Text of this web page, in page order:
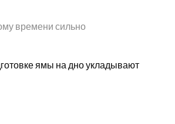
времени сильно
ямы на дно укладывают